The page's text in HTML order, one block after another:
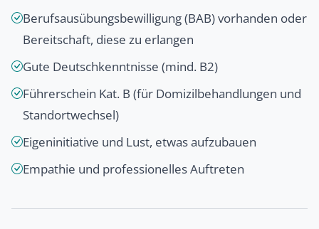
Berufsausübungsbewilligung (BAB) vorhanden oder
Bereitschaft, diese zu erlangen
Gute Deutschkenntnisse (mind. B2)
Führerschein Kat. B (für Domizilbehandlungen und
Standortwechsel)
Eigeninitiative und Lust, etwas aufzubauen
Empathie und professionelles Auftreten